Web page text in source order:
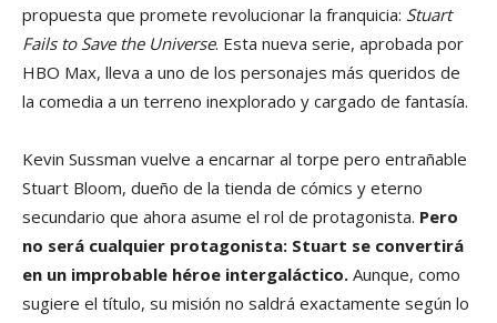
propuesta que promete revolucionar la franquicia: Stuart
Fails to Save the Universe. Esta nueva serie, aprobada por
HBO Max, lleva a uno de los personajes más queridos de
la comedia a un terreno inexplorado y cargado de fantasía.
Kevin Sussman vuelve a encarnar al torpe pero entrañable
Stuart Bloom, dueño de la tienda de cómics y eterno
secundario que ahora asume el rol de protagonista. Pero
no será cualquier protagonista: Stuart se convertirá
en un improbable héroe intergaláctico. Aunque, como
sugiere el título, su misión no saldrá exactamente según lo